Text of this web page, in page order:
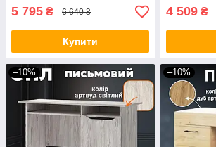
5 795 ₴ 6 640 ₴
Купити
4 509 ₴
–10% –10%